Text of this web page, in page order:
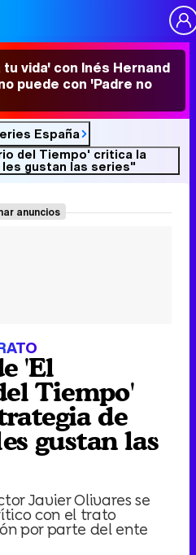
vida' con Inés Hernand
puede con 'Padre no
España
del Tiempo' critica la
gustan las series"
anuncios
'El
Tiempo'
de
gustan las
Javier Olivares se
con el trato
por parte del ente